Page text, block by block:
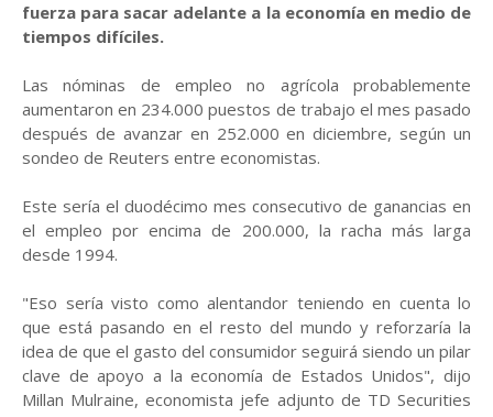
fuerza para sacar adelante a la economía en medio de
tiempos difíciles.
Las nóminas de empleo no agrícola probablemente
aumentaron en 234.000 puestos de trabajo el mes pasado
después de avanzar en 252.000 en diciembre, según un
sondeo de Reuters entre economistas.
Este sería el duodécimo mes consecutivo de ganancias en
el empleo por encima de 200.000, la racha más larga
desde 1994.
"Eso sería visto como alentandor teniendo en cuenta lo
que está pasando en el resto del mundo y reforzaría la
idea de que el gasto del consumidor seguirá siendo un pilar
clave de apoyo a la economía de Estados Unidos", dijo
Millan Mulraine, economista jefe adjunto de TD Securities